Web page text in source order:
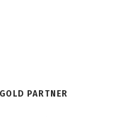
GOLD PARTNER